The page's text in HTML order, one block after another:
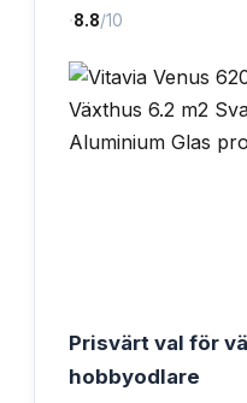
·8.8/10
Prisvärt val för
hobbyodlare